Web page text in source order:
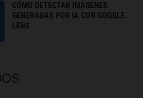
CÓMO DETECTAR IMÁGENES
GENERADAS POR IA CON GOOGLE
LENS